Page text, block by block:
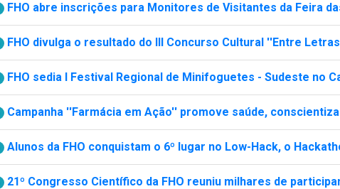
FHO abre inscrições para Monitores de Visitantes da Feira
FHO divulga o resultado do III Concurso Cultural ''Entre
FHO sedia I Festival Regional de Minifoguetes - Sudeste no
Campanha ''Farmácia em Ação'' promove saúde,
Alunos da FHO conquistam o 6º lugar no Low-Hack, o
21º Congresso Científico da FHO reuniu milhares de